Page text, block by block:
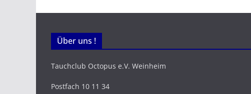
Über uns !
Tauchclub Octopus e.V. Weinheim
Postfach 10 11 34